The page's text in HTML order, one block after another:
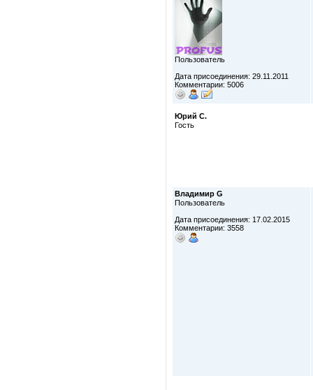
Пользователь
Дата присоединения: 29.11.2011
Комментарии: 5006
Юрий С.
Гость
Владимир G
Пользователь
Дата присоединения: 17.02.2015
Комментарии: 3558